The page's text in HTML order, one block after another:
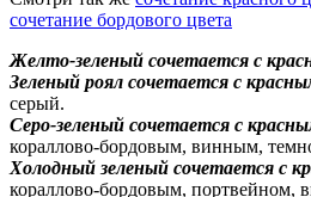
сочетание бордового цвета
Желто-зеленый сочетается с
Зеленый роял сочетается с
серый.
Серо-зеленый сочетается с
кораллово-бордовым, винным,
Холодный зеленый сочетается с
кораллово-бордовым, портвейном,